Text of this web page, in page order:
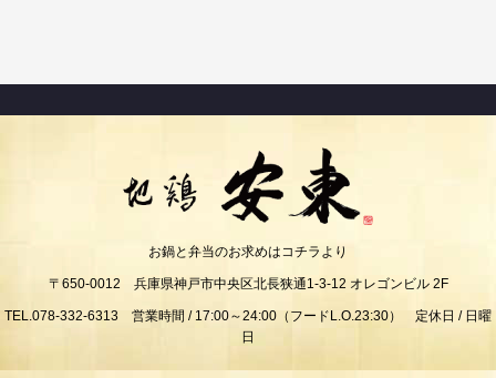
お鍋と弁当のお求めはコチラより
〒650-0012 兵庫県神戸市中央区北長狭通1-3-12 オレゴンビル 2F
TEL.078-332-6313 営業時間 / 17:00～24:00（フードL.O.23:30） 定休日 / 日曜
日